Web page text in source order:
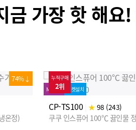
금 가장 핫 해요!
48%↓
정)
누적구매
3위
MD추천 로켓설치
CP-U011|★
쿠쿠 직수 정수기 (정수)